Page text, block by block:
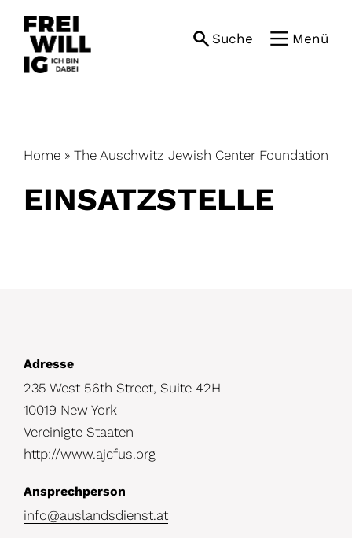
content
Suche Menü
Home » The Auschwitz Jewish Center Foundation
EINSATZ­STELLE
D
e
t
a
l
s
Adresse
235 West 56th Street, Suite 42H
10019 New York
Vereinigte Staaten
http://www.ajcfus.org
Ansprechperson
info@auslandsdienst.at